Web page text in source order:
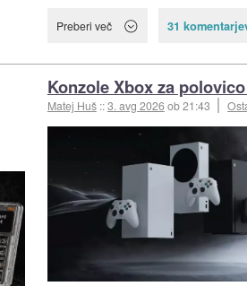
Preberi več 31
Konzole Xbox za
Matej Huš ::3. avg 2026ob 21:43